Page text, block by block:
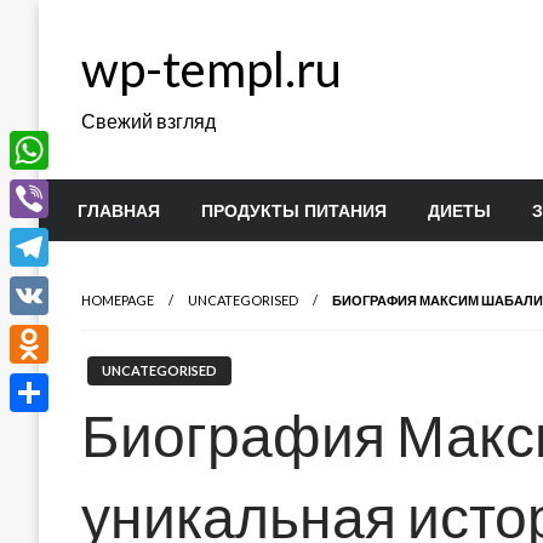
содержимомуwp-templ.ru
Свежий взгляд
ГЛАВНАЯ ПРОДУКТЫ ПИТАНИЯ ДИЕТЫ
HOMEPAGE UNCATEGORISED БИОГРАФИЯ МАКСИМ
UNCATEGORISED
Биография
уникальная
WhatsApp
Viber
Telegram
VK
Odnoklassniki
Отправить